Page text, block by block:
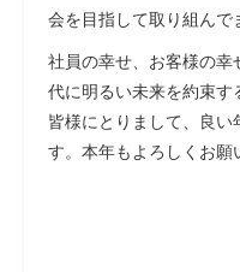
会を目指して取り組んで
社員の幸せ、お客様の
代に明るい未来を約束
皆様にとりまして、良い
す。本年もよろしくお願